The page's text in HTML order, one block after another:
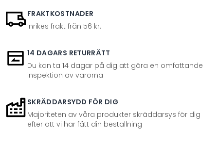
FRAKTKOSTNADER
Inrikes frakt från 56 kr.
14 DAGARS RETURRÄTT
Du kan ta 14 dagar på dig att göra en omfattande
inspektion av varorna
SKRÄDDARSYDD FÖR DIG
Majoriteten av våra produkter skräddarsys för dig
efter att vi har fått din beställning